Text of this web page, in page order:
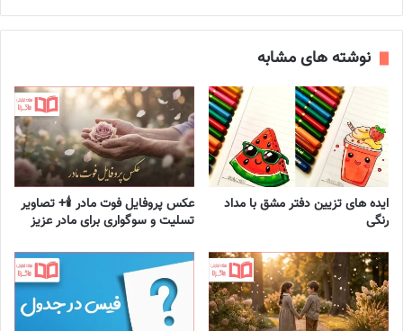
نوشته های مشابه
ایده های تزیین دفتر مشق با مداد
رنگی
عکس پروفایل فوت مادر 🕯️+ تصاویر
تسلیت و سوگواری برای مادر عزیز